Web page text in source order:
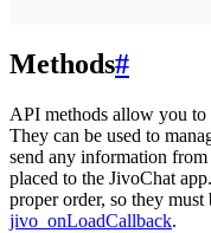
Methods#
API methods allow you to
They can be used to
send any information
placed to the JivoChat
proper order, so they
jivo_onLoadCallback.